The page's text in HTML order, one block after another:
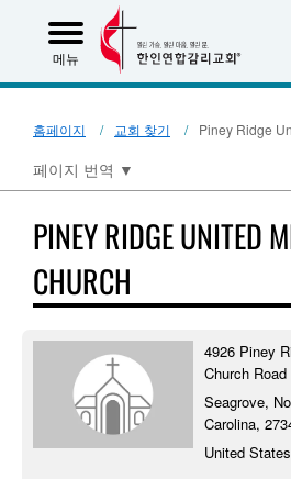
메뉴
홈페이지 교회 찾기 Piney Ridge
페이지 번역 ▼
PINEY RIDGE UNITED
CHURCH
4926 Piney
Church Road
Seagrove,
Carolina,
United States